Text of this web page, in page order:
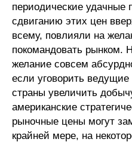
периодические
сдвиганию этих цен
всему, повлияли на
покомандовать рынком.
желание совсем
если уговорить
страны увеличить
американские
рыночные цены могут
крайней мере, на